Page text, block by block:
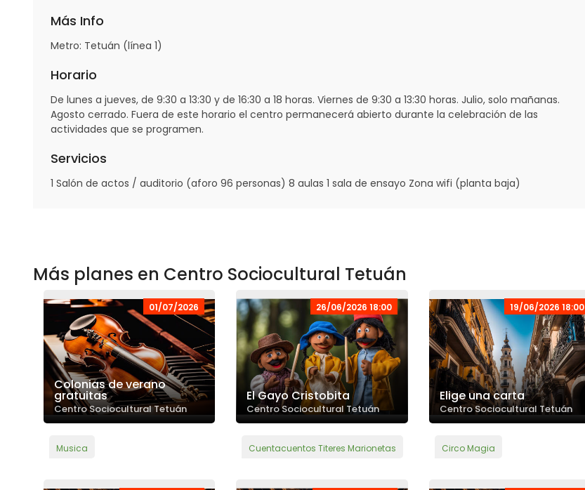
Más Info
Metro: Tetuán (línea 1)
Horario
De lunes a jueves, de 9:30 a 13:30 y de 16:30 a 18 horas. Viernes de 9:30 a 13:30 horas. Julio, solo mañanas.
Agosto cerrado. Fuera de este horario el centro permanecerá abierto durante la celebración de las
actividades que se programen.
Servicios
1 Salón de actos / auditorio (aforo 96 personas) 8 aulas 1 sala de ensayo Zona wifi (planta baja)
Más planes en Centro Sociocultural Tetuán
01/07/2026
Colonias de verano
gratuitas
Centro Sociocultural Tetuán
Musica
26/06/2026 18:00
El Gayo Cristobita
Centro Sociocultural Tetuán
Cuentacuentos Titeres Marionetas
19/06/2026 18:00
Elige una carta
Centro Sociocultural Tetuán
Circo Magia